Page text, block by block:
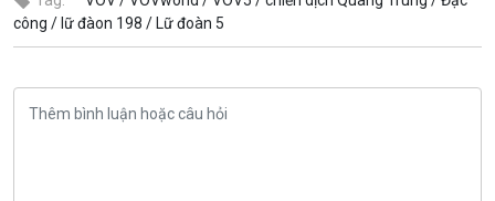
công / lữ đàon 198 / Lữ đoàn 5